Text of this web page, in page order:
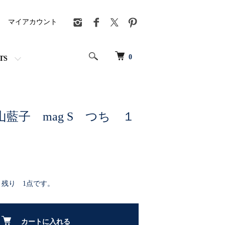
0
マイアカウント
藍子 mag S つち １
残り 1点です。
カートに入れる